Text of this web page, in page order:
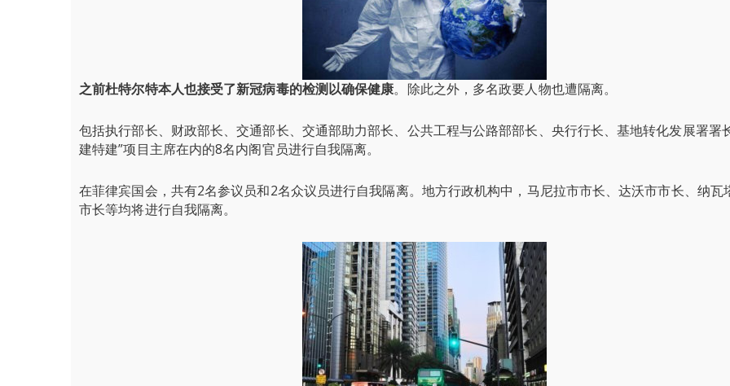
之前杜特尔特本人也接受了新冠病毒的检测以确保健康。除此之外，多名政要人物也遭隔离。
包括执行部长、财政部长、交通部长、交通部助力部长、公共工程与公路部部长、央行行长、基地转化发展署署
建特建”项目主席在内的8名内阁官员进行自我隔离。
在菲律宾国会，共有2名参议员和2名众议员进行自我隔离。地方行政机构中，马尼拉市市长、达沃市市长、纳瓦
市长等均将进行自我隔离。